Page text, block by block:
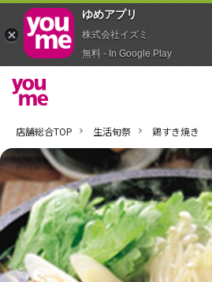
店舗総合TOP 生活旬祭 鶏すき焼き
ゆめアプ‪リ‬
株式会社イズミ
無料 - In Google Play